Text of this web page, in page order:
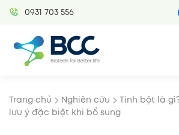
Skip
0931 703 556
Trang chủ Nghiên cứu
Tinh bột là
lưu ý đặc biệt khi bổ sung